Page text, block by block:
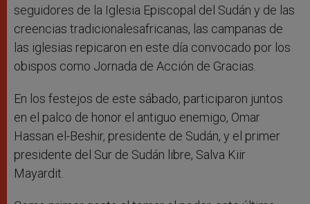
seguidores de la Iglesia Episcopal del Sudán y de las
creencias tradicionalesafricanas, las campanas de
las iglesias repicaron en este día convocado por los
obispos como Jornada de Acción de Gracias.
En los festejos de este sábado, participaron juntos
en el palco de honor el antiguo enemigo, Omar
Hassan el-Beshir, presidente de Sudán, y el primer
presidente del Sur de Sudán libre, Salva Kiir
Mayardit.